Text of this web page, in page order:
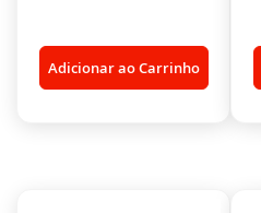
Adicionar ao Carrinho